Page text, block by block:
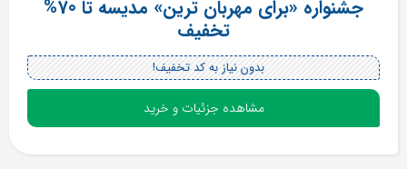
جشنواره «برای مهربان ترین» مدیسه تا 70%
تخفیف
بدون نیاز به کد تخفیف!
مشاهده جزئیات و خرید